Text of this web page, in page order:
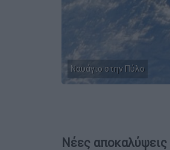
Ναυάγιο στην Πύλο
Νέες αποκαλύψεις